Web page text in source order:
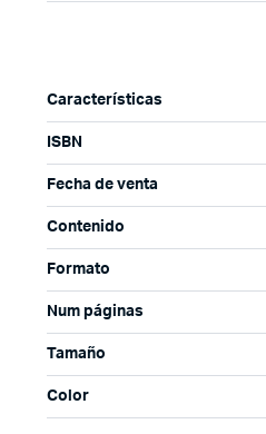
Características
ISBN
Fecha de venta
Contenido
Formato
Num páginas
Tamaño
Color